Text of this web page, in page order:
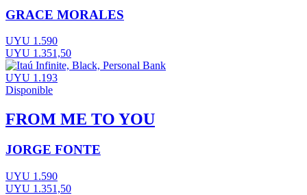
GRACE MORALES
UYU 1.590
UYU 1.351,50
UYU 1.193
Disponible
FROM ME TO YOU
JORGE FONTE
UYU 1.590
UYU 1.351,50